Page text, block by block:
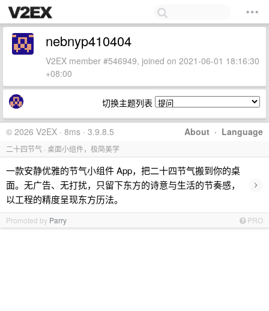
nebnyp410404
V2EX member #546949, joined on 2021-06-01 18:16:30
+08:00
切换主题列表
About · Language
© 2026 V2EX · 8ms · 3.9.8.5
二十四节气 · 桌面小组件，极简美学
一款安静优雅的节气小组件 App，把二十四节气搬到你的桌
面。无广告、无打扰，只留下东方的诗意与生活的节奏感，
以工程的精度呈现东方历法。
›
Promoted by Parry PRO